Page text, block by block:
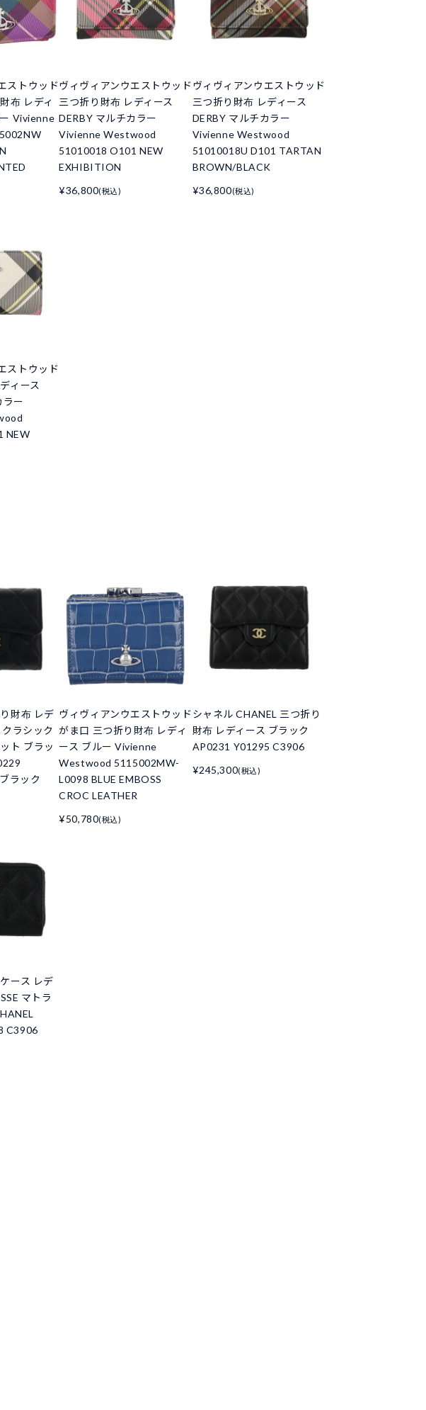
ストウッド
布 レディ
Vivienne
ヴィヴィアンウエストウッド
三つ折り財布 レディース
DERBY マルチカラー
Vivienne Westwood
51010018 O101 NEW
EXHIBITION
¥36,800(税込)
ヴィヴィアンウエストウッド
三つ折り財布 レディース
DERBY マルチカラー
Vivienne Westwood
51010018U D101 TARTAN
BROWN/BLACK
¥36,800(税込)
ストウッド
ィース
ラー
NEW
財布 レデ
ラシック
ト ブラッ
ラック
ヴィヴィアンウエストウッド
がま口 三つ折り財布 レディ
ース ブルー Vivienne
Westwood 5115002MW-
L0098 BLUE EMBOSS
CROC LEATHER
¥50,780(税込)
シャネル CHANEL 三つ折り
財布 レディース ブラック
AP0231 Y01295 C3906
¥245,300(税込)
ース レデ
マトラ
C3906